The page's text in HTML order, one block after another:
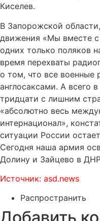
Киселев.
В Запорожской
движения «Мы вместе
одних только поляков
время перехваты
о том, что все военные
англосаксами. А всего
тридцати с лишним
«абсолютно весь
интернационал»,
ситуации России
Сегодня наша армия
Долину и Зайцево в
Источник: asd.news
Распространить